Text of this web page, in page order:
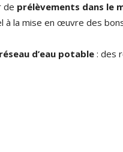
de prélèvements dans le
à la mise en œuvre des
réseau d’eau potable : des